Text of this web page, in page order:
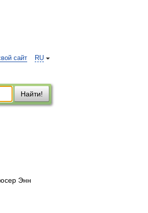
RU
сайт
Найти!
Энн